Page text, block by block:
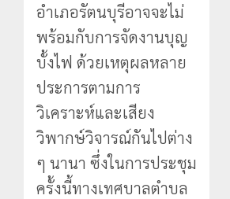
อำเภอรัตนบุรีอาจจะไม่
พร้อมกับการจัดงานบุญ
บั้งไฟ ด้วยเหตุผลหลาย
ประการตามการ
วิเคราะห์และเสียง
วิพากษ์วิจารณ์กันไปต่าง
ๆ นานา ซึ่งในการประชุม
ครั้งนี้ทางเทศบาลตำบล